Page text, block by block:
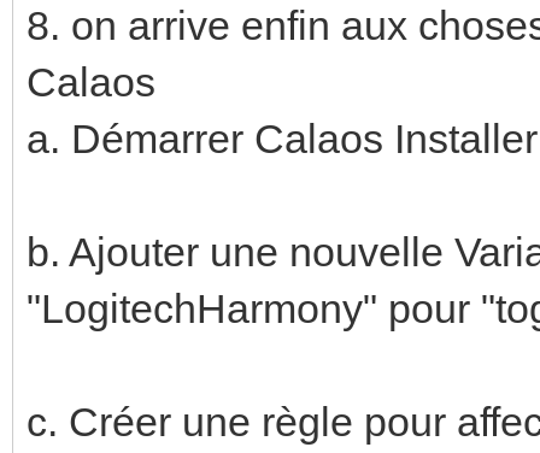
8. on arrive enfin aux
Calaos
a. Démarrer Calaos
b. Ajouter une nouvelle
"LogitechHarmony" pour
c. Créer une règle pour